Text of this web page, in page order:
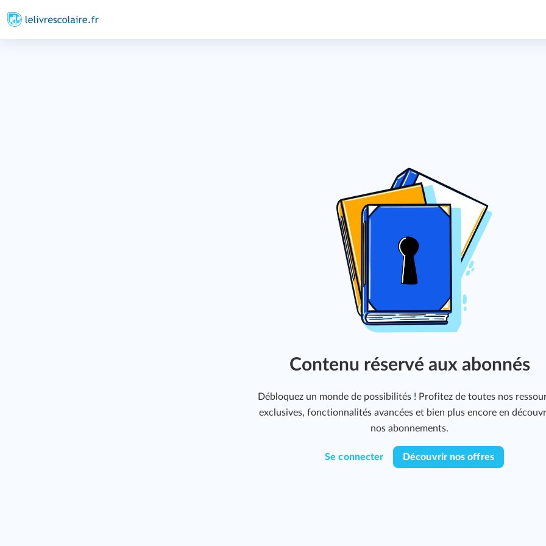
Contenu réservé aux abonnés
Débloquez un monde de possibilités ! Profitez de toutes nos
exclusives, fonctionnalités avancées et bien plus encore en
nos abonnements.
Se connecter Découvrir nos offres